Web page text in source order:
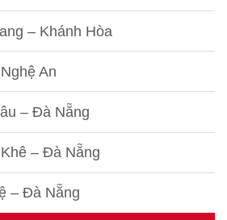
– Khánh Hòa
An
– Đà Nẵng
– Đà Nẵng
– Đà Nẵng